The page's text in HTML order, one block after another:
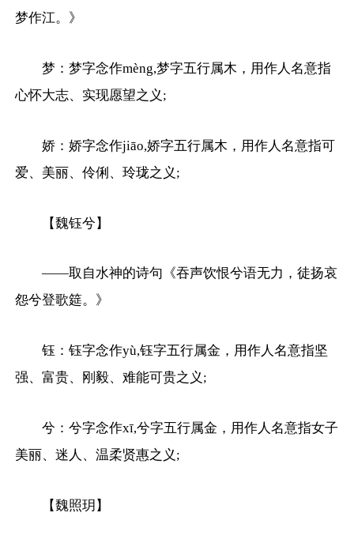
梦作江。》
梦：梦字念作mèng,梦字五行属木，用作人名意指
心怀大志、实现愿望之义;
娇：娇字念作jiāo,娇字五行属木，用作人名意指可
爱、美丽、伶俐、玲珑之义;
【魏钰兮】
——取自水神的诗句《吞声饮恨兮语无力，徒扬哀
怨兮登歌筵。》
钰：钰字念作yù,钰字五行属金，用作人名意指坚
强、富贵、刚毅、难能可贵之义;
兮：兮字念作xī,兮字五行属金，用作人名意指女子
美丽、迷人、温柔贤惠之义;
【魏照玥】